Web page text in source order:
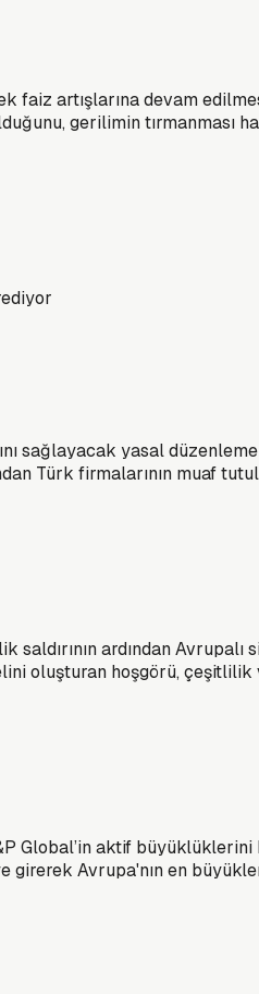
faiz artışlarına devam
gerilimin tırmanması
sağlayacak yasal
Türk firmalarının muaf
ardından
oluşturan hoşgörü, çeşitlilik
Global’in aktif
Avrupa'nın en